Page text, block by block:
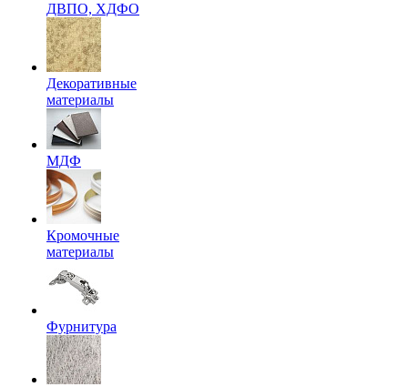
ДВПО, ХДФО
Декоративные
материалы
МДФ
Кромочные
материалы
Фурнитура